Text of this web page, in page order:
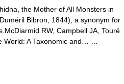
the Mother of All Monsters in
Bibron, 1844), a synonym for
RW, Campbell JA, Touré
World: A Taxonomic and… …